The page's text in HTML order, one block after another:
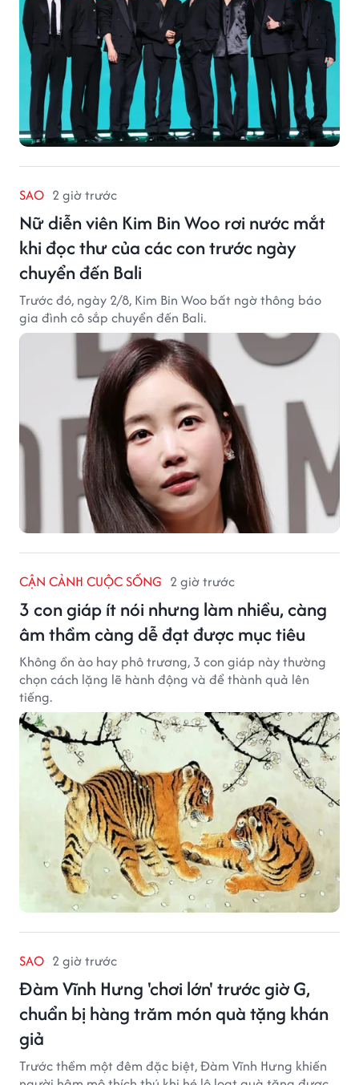
SAO 2 giờ trước
Nữ diễn viên Kim Bin Woo rơi nước mắt
khi đọc thư của các con trước ngày
chuyển đến Bali
Trước đó, ngày 2/8, Kim Bin Woo bất ngờ thông báo
gia đình cô sắp chuyển đến Bali.
CẬN CẢNH CUỘC SỐNG 2 giờ trước
3 con giáp ít nói nhưng làm nhiều, càng
âm thầm càng dễ đạt được mục tiêu
Không ồn ào hay phô trương, 3 con giáp này thường
chọn cách lặng lẽ hành động và để thành quả lên
tiếng.
SAO 2 giờ trước
Đàm Vĩnh Hưng 'chơi lớn' trước giờ G,
chuẩn bị hàng trăm món quà tặng khán
giả
Trước thềm một đêm đặc biệt, Đàm Vĩnh Hưng khiến